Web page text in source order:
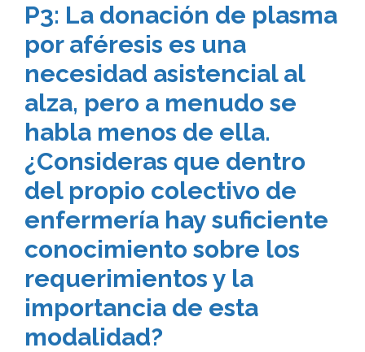
P3: La donación de plasma
por aféresis es una
necesidad asistencial al
alza, pero a menudo se
habla menos de ella.
¿Consideras que dentro
del propio colectivo de
enfermería hay suficiente
conocimiento sobre los
requerimientos y la
importancia de esta
modalidad?